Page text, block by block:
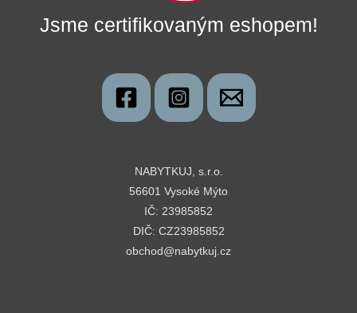
Jsme certifikovaným eshopem!
NABYTKUJ, s.r.o.
56601 Vysoké Mýto
IČ: 23985852
DIČ: CZ23985852
obchod@nabytkuj.cz